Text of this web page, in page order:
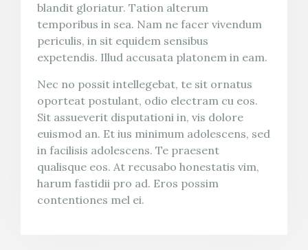
blandit gloriatur. Tation alterum
temporibus in sea. Nam ne facer vivendum
periculis, in sit equidem sensibus
expetendis. Illud accusata platonem in eam.
Nec no possit intellegebat, te sit ornatus
oporteat postulant, odio electram cu eos.
Sit assueverit disputationi in, vis dolore
euismod an. Et ius minimum adolescens, sed
in facilisis adolescens. Te praesent
qualisque eos. At recusabo honestatis vim,
harum fastidii pro ad. Eros possim
contentiones mel ei.